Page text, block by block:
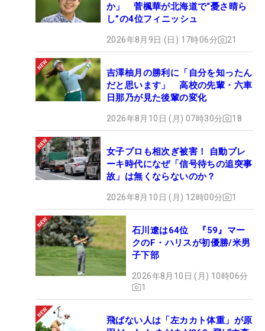
か」 菅楓華が北海道で“憂さ晴ら
し”の4位フィニッシュ
2026年8月9日 (日) 17時06分 21
吉澤柚月の勝利に「自分を知ったん
だと思います」 高校の先輩・六車
日那乃が見た後輩の変化
2026年8月10日 (月) 07時30分 18
女子プロも相次ぎ被害！ 自動ブレ
ーキ時代になぜ「信号待ちの追突事
故」は無くならないのか？
2026年8月10日 (月) 12時00分 1
石川遼は64位 『59』マー
クのF・ハリスが初優勝/米男
子下部
2026年8月10日 (月) 10時06分
1
飛ばない人は「左カカト体重」が原